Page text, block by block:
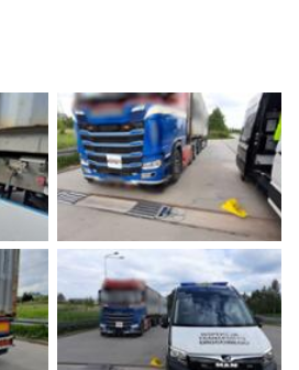
Pokaż
zdjęcie
2
z